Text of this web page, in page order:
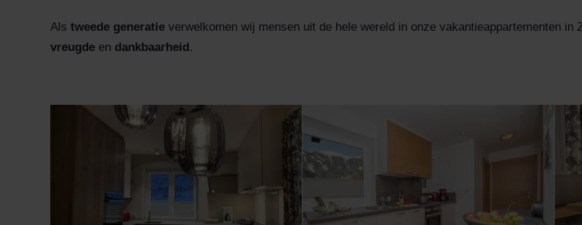
Als tweede generatie verwelkomen wij mensen uit de hele wereld in onze vakantieappartementen
vreugde en dankbaarheid.